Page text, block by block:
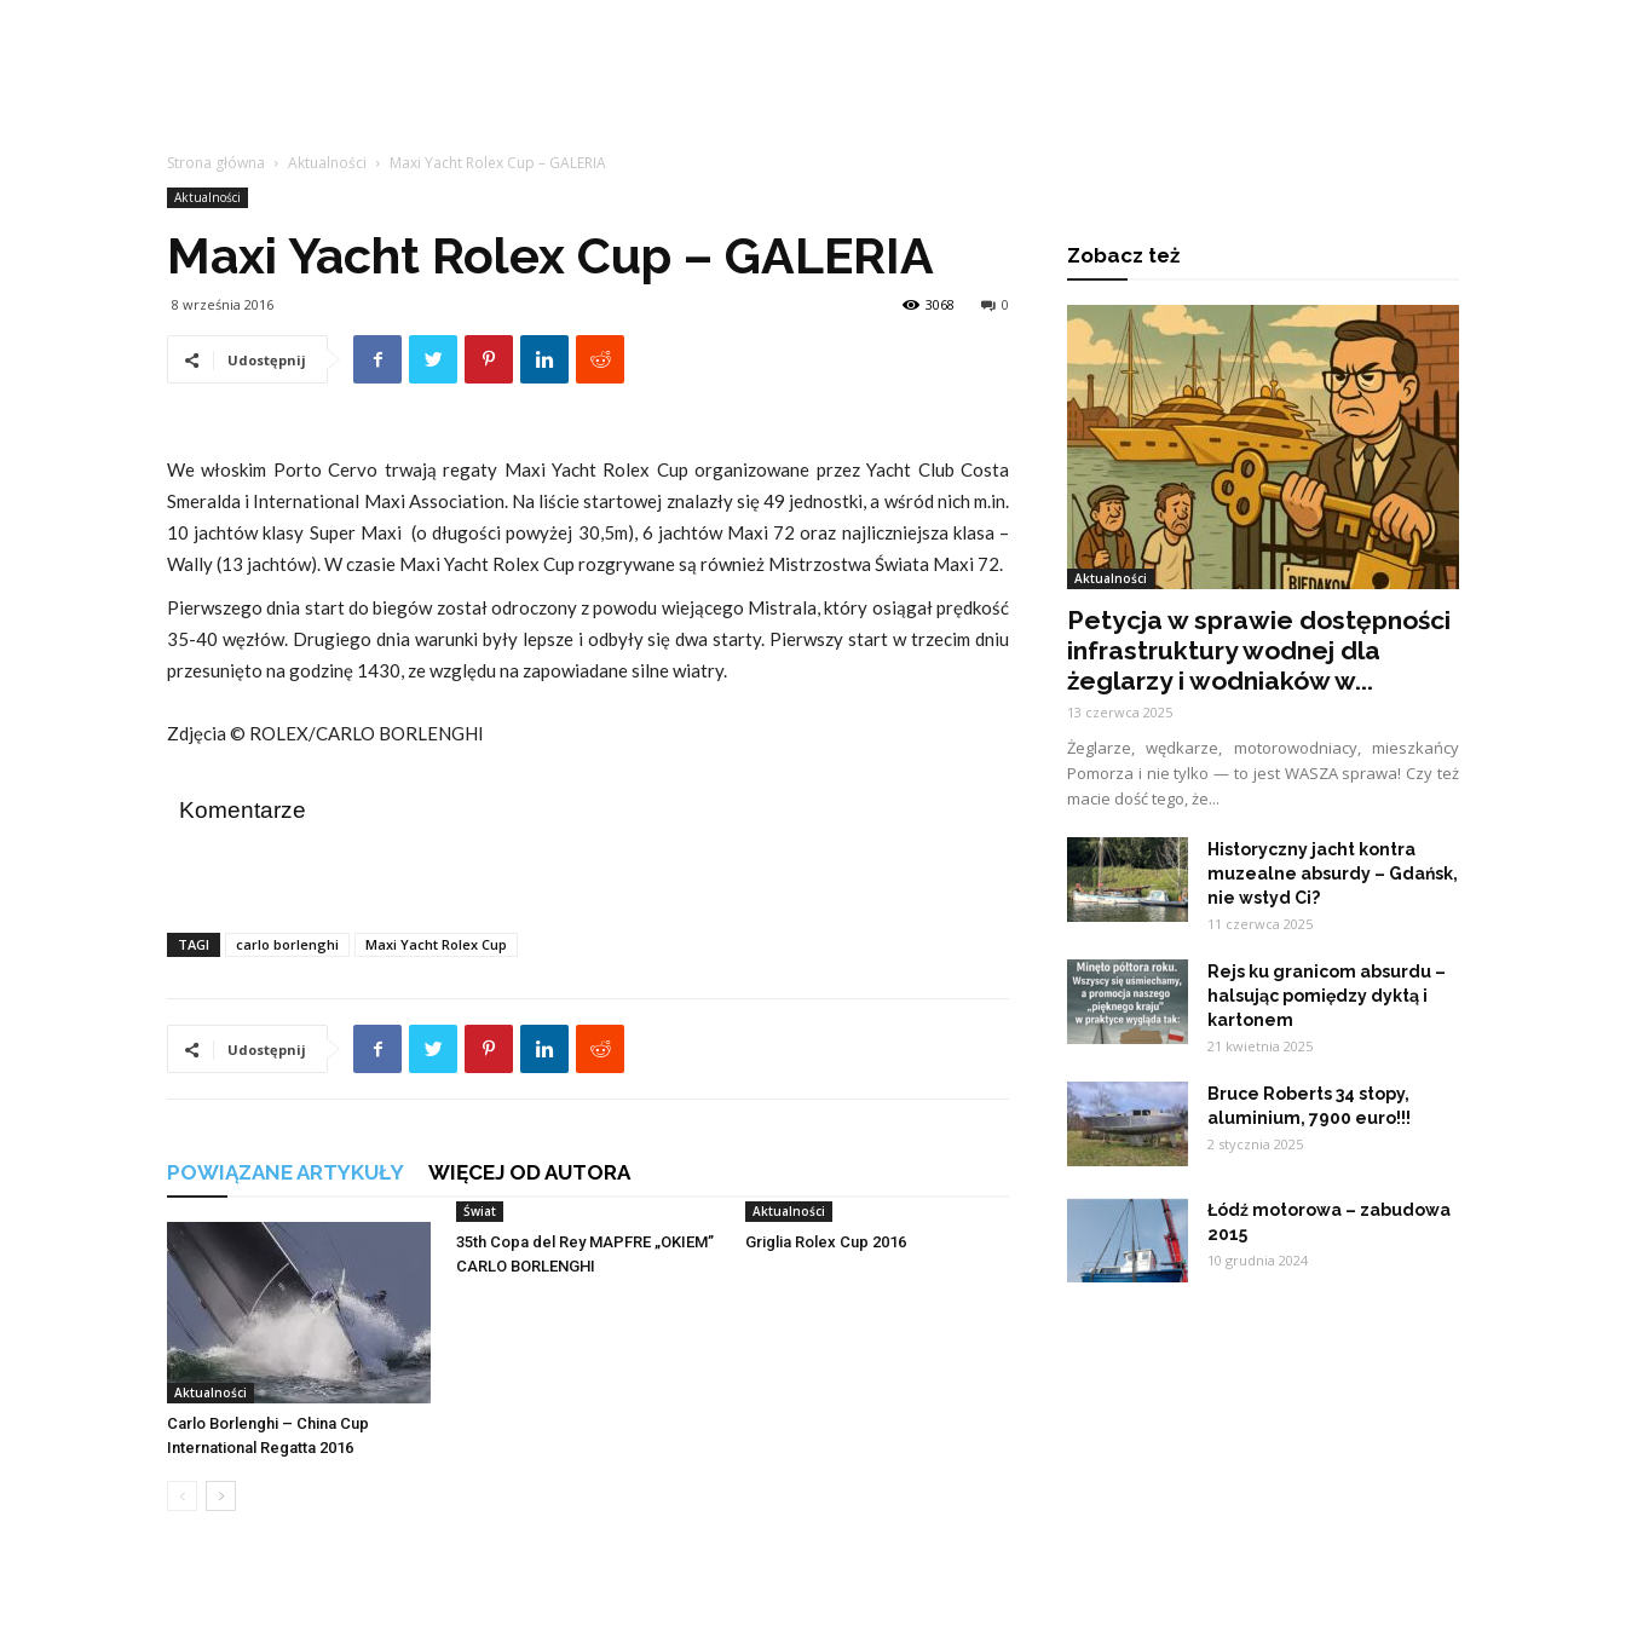
Strona główna Aktualności Maxi Yacht Rolex Cup – GALERIA
Aktualności
Maxi Yacht Rolex Cup – GALERIA
8 września 2016 0
3068
Udostępnij
We włoskim Porto Cervo trwają regaty Maxi Yacht Rolex Cup organizowane przez Yacht Club Costa
Smeralda i International Maxi Association. Na liście startowej znalazły się 49 jednostki, a wśród nich m.in.
10 jachtów klasy Super Maxi (o długości powyżej 30,5m), 6 jachtów Maxi 72 oraz najliczniejsza klasa –
Wally (13 jachtów).W czasie Maxi Yacht Rolex Cup rozgrywane są również Mistrzostwa Świata Maxi 72.
Pierwszego dnia start do biegów został odroczony z powodu wiejącego Mistrala, który osiągał prędkość
35-40 węzłów. Drugiego dnia warunki były lepsze i odbyły się dwa starty. Pierwszy start w trzecim dniu
przesunięto na godzinę 1430, ze względu na zapowiadane silne wiatry.
Zdjęcia © ROLEX/CARLO BORLENGHI
Komentarze
TAGI carlo borlenghi Maxi Yacht Rolex Cup
Udostępnij
POWIĄZANE ARTYKUŁY WIĘCEJ OD AUTORA
Aktualności
Carlo Borlenghi – China Cup
International Regatta 2016
Świat
35th Copa del Rey MAPFRE „OKIEM”
CARLO BORLENGHI
Aktualności
Griglia Rolex Cup 2016
Zobacz też
Aktualności
Petycja w sprawie dostępności
infrastruktury wodnej dla
żeglarzy i wodniaków w...
13 czerwca 2025
Żeglarze, wędkarze, motorowodniacy, mieszkańcy
Pomorza i nie tylko — to jest WASZA sprawa! Czy też
macie dość tego, że...
Historyczny jacht kontra
muzealne absurdy – Gdańsk,
nie wstyd Ci?
11 czerwca 2025
Rejs ku granicom absurdu –
halsując pomiędzy dyktą i
kartonem
21 kwietnia 2025
Bruce Roberts 34 stopy,
aluminium, 7900 euro!!!
2 stycznia 2025
Łódź motorowa – zabudowa
2015
10 grudnia 2024